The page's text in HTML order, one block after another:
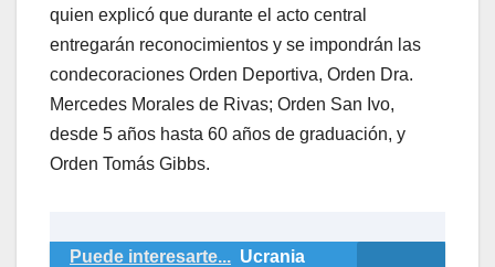
quien explicó que durante el acto central
entregarán reconocimientos y se impondrán las
condecoraciones Orden Deportiva, Orden Dra.
Mercedes Morales de Rivas; Orden San Ivo,
desde 5 años hasta 60 años de graduación, y
Orden Tomás Gibbs.
Puede interesarte... Ucrania